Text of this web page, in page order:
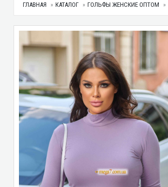
ГЛАВНАЯ КАТАЛОГ ГОЛЬФЫ ЖЕНСКИЕ ОПТОМ